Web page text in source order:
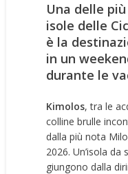
Una delle
isole delle
è la
in un
durante le
Kimolos, tra le
colline brulle
dalla più nota
2026. Un’isola
giungono dalla